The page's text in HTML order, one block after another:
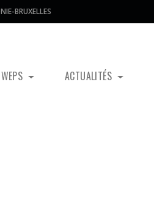
BRUXELLES
ACTUALITÉS